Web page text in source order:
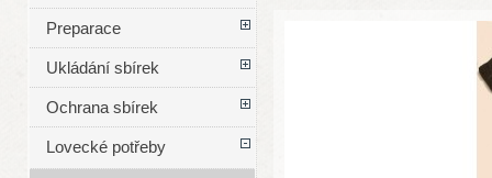
Preparace
Ukládání sbírek
Ochrana sbírek
Lovecké potřeby